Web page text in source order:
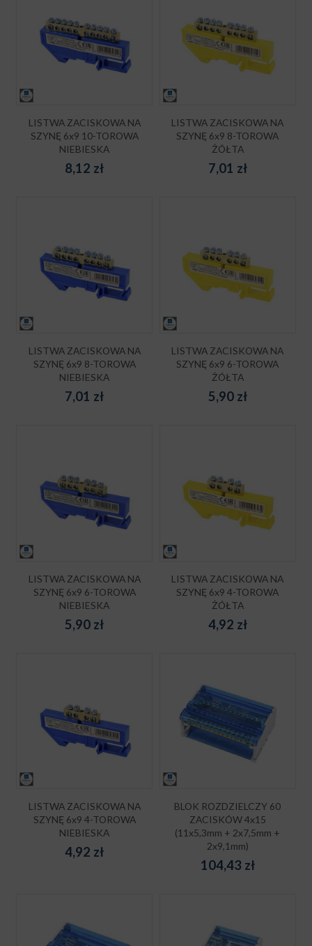
LISTWA ZACISKOWA NA
SZYNĘ 6x9 10-TOROWA
NIEBIESKA
8,12 zł
LISTWA ZACISKOWA NA
SZYNĘ 6x9 8-TOROWA
ŻÓŁTA
7,01 zł
LISTWA ZACISKOWA NA
SZYNĘ 6x9 8-TOROWA
NIEBIESKA
7,01 zł
LISTWA ZACISKOWA NA
SZYNĘ 6x9 6-TOROWA
ŻÓŁTA
5,90zł
LISTWA ZACISKOWA NA
SZYNĘ 6x9 6-TOROWA
NIEBIESKA
5,90 zł
LISTWA ZACISKOWA NA
SZYNĘ 6x9 4-TOROWA
ŻÓŁTA
4,92 zł
LISTWA ZACISKOWA NA
SZYNĘ 6x9 4-TOROWA
NIEBIESKA
4,92 zł
BLOK ROZDZIELCZY 60
ZACISKÓW 4x15
(11x5,3mm + 2x7,5mm +
2x9,1mm)
104,43 zł